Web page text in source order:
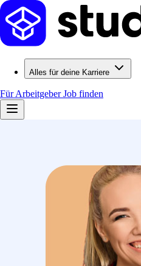
Alles für deine Karriere
Für ArbeitgeberJob finden